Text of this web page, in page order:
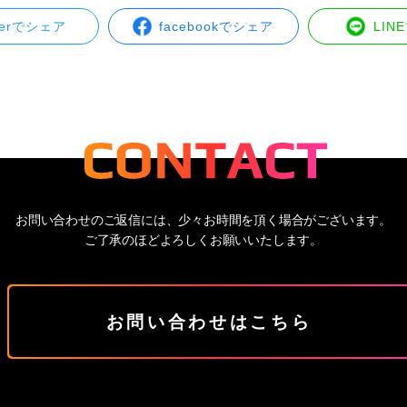
でシェア facebookでシェア LINE
お問い合わせのご返信には、少々お時間を頂く場合がございます。
ご了承のほどよろしくお願いいたします。
お問い合わせはこちら